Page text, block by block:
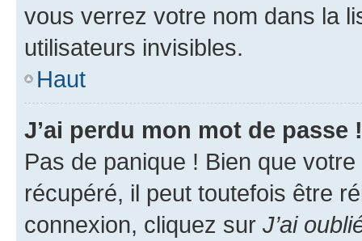
vous verrez votre nom dans la
utilisateurs invisibles.
Haut
J’ai perdu mon mot de passe !
Pas de panique ! Bien que
récupéré, il peut toutefois être
connexion, cliquez sur J’ai